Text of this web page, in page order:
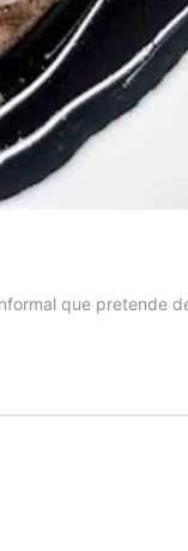
que pretende